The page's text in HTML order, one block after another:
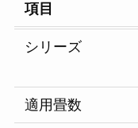
項目
シリーズ
適用畳数